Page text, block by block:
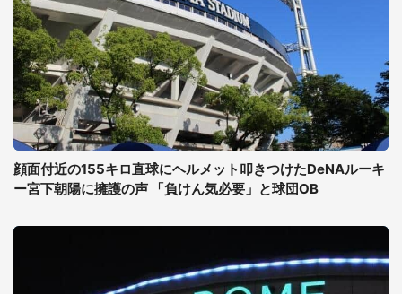
顔面付近の155キロ直球にヘルメット叩きつけたDeNAルーキ
ー宮下朝陽に擁護の声 「負けん気必要」と球団OB